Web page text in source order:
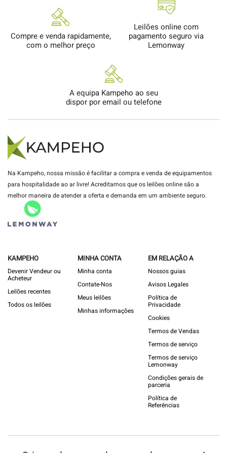
Compre e venda rapidamente,
com o melhor preço
Leilões online com
pagamento seguro via
Lemonway
A equipa Kampeho ao seu
dispor por email ou telefone
Na Kampeho, nossa missão é facilitar a compra e venda de equipamentos
para hospitalidade ao ar livre! Acreditamos que os leilões online são a
melhor maneira de atender a oferta e demanda em um ambiente seguro.
KAMPEHO
Devenir Vendeur ou
Acheteur
Leilões recentes
Todos os leilões
MINHA CONTA
Minha conta
Contate-Nos
Meus leilões
Minhas informações
EM RELAÇÃO A
Nossos guias
Avisos Legales
Política de
Privacidade
Cookies
Termos de Vendas
Termos de serviço
Termos de serviço
Lemonway
Condições gerais de
parceria
Política de
Referências